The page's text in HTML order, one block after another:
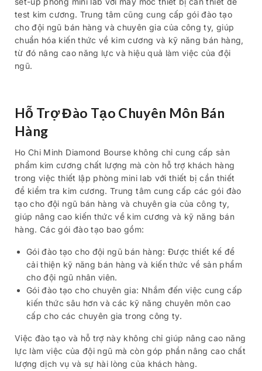
test kim cương. Trung tâm cũng cung cấp gói đào tạo
cho đội ngũ bán hàng và chuyên gia của công ty, giúp
chuẩn hóa kiến thức về kim cương và kỹ năng bán hàng,
từ đó nâng cao năng lực và hiệu quả làm việc của đội
ngũ.
Hỗ Trợ Đào Tạo Chuyên Môn Bán
Hàng
Ho Chi Minh Diamond Bourse không chỉ cung cấp sản
phẩm kim cương chất lượng mà còn hỗ trợ khách hàng
trong việc thiết lập phòng mini lab với thiết bị cần thiết
để kiểm tra kim cương. Trung tâm cung cấp các gói đào
tạo cho đội ngũ bán hàng và chuyên gia của công ty,
giúp nâng cao kiến thức về kim cương và kỹ năng bán
hàng. Các gói đào tạo bao gồm:
Gói đào tạo cho đội ngũ bán hàng: Được thiết kế để
cải thiện kỹ năng bán hàng và kiến thức về sản phẩm
cho đội ngũ nhân viên.
Gói đào tạo cho chuyên gia: Nhắm đến việc cung cấp
kiến thức sâu hơn và các kỹ năng chuyên môn cao
cấp cho các chuyên gia trong công ty.
Việc đào tạo và hỗ trợ này không chỉ giúp nâng cao năng
lực làm việc của đội ngũ mà còn góp phần nâng cao chất
lượng dịch vụ và sự hài lòng của khách hàng.